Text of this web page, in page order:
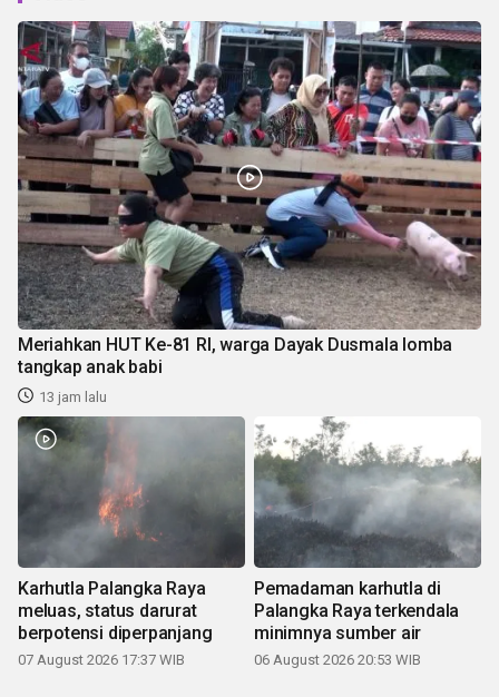
Meriahkan HUT Ke-81 RI, warga Dayak Dusmala lomba
tangkap anak babi
13 jam lalu
Karhutla Palangka Raya
meluas, status darurat
berpotensi diperpanjang
07 August 2026 17:37 WIB
Pemadaman karhutla di
Palangka Raya terkendala
minimnya sumber air
06 August 2026 20:53 WIB